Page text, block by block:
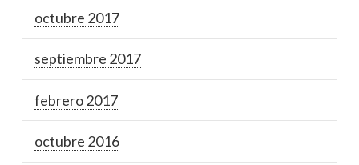
octubre 2017
septiembre 2017
febrero 2017
octubre 2016